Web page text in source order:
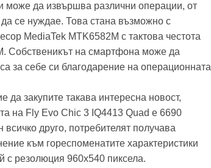
може да извършва различни операции, от
се нуждае. Това стана възможно с
MediaTek MTK6582M с тактова честота
Собственикът на смартфона може да
за себе си благодарение на операционната
да закупите такава интересна новост,
на Fly Evo Chic 3 IQ4413 Quad е 6690
всичко друго, потребителят получава
към гореспоменатите характеристики
с резолюция 960x540 пиксела.